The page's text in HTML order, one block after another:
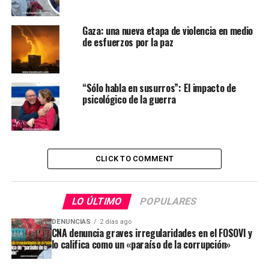
Gaza: una nueva etapa de violencia en medio
de esfuerzos por la paz
“Sólo habla en susurros”: El impacto de
psicológico de la guerra
CLICK TO COMMENT
LO ÚLTIMO POPULARES
DENUNCIAS 2 días ago
CNA denuncia graves irregularidades en el FOSOVI y
lo califica como un «paraíso de la corrupción»